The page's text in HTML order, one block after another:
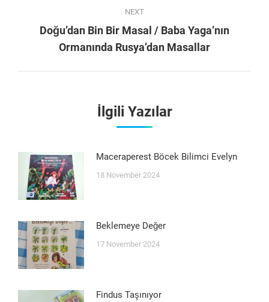
NEXT
Next
post:
Doğu’dan Bin Bir Masal / Baba Yaga’nın
Ormanında Rusya’dan Masallar
İlgili Yazılar
Maceraperest Böcek Bilimci Evelyn
18 November 2024
Beklemeye Değer
17 November 2024
Findus Taşınıyor